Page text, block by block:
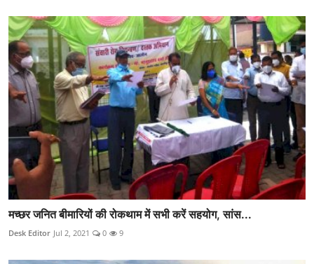
मच्छर जनित बीमारियों की रोकथाम में सभी करें सहयोग, सांस...
Desk Editor Jul 2, 2021 0 9